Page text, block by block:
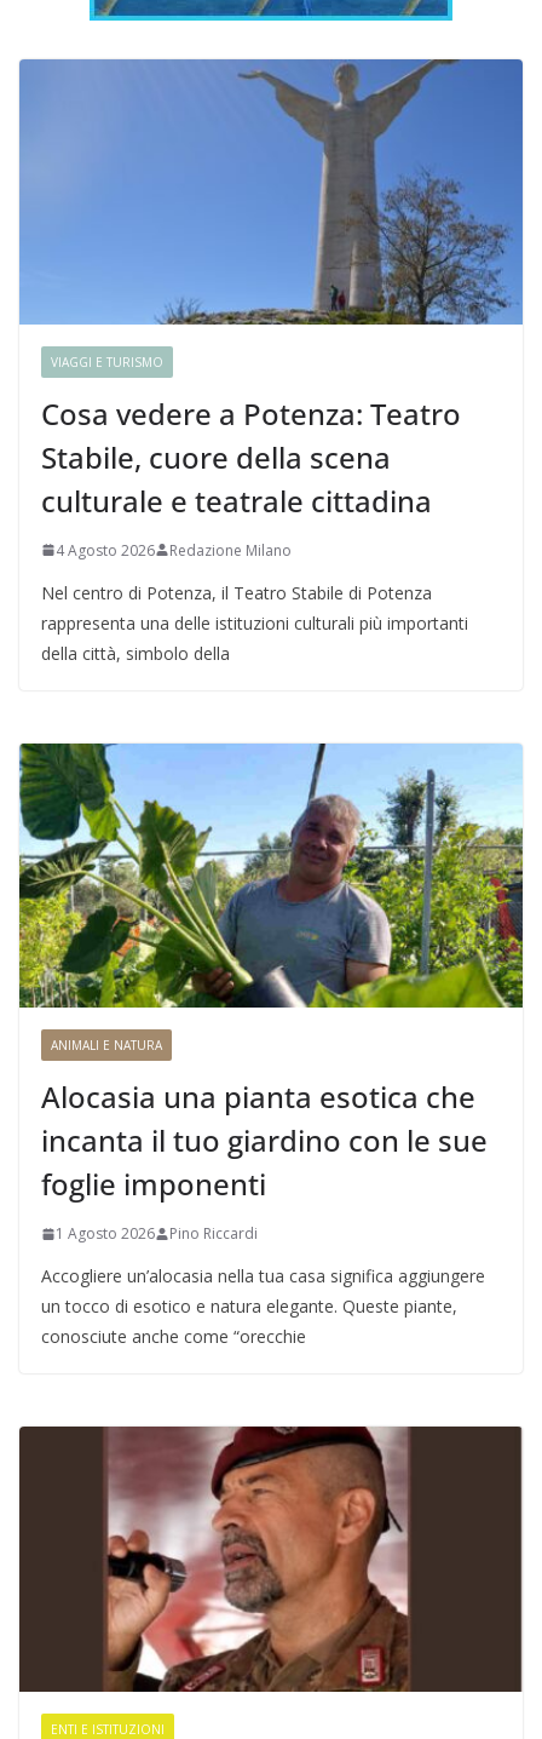
VIAGGI E TURISMO
Cosa vedere a Potenza: Teatro
Stabile, cuore della scena
culturale e teatrale cittadina
4 Agosto 2026 Redazione Milano
Nel centro di Potenza, il Teatro Stabile di Potenza
rappresenta una delle istituzioni culturali più importanti
della città, simbolo della
ANIMALI E NATURA
Alocasia una pianta esotica che
incanta il tuo giardino con le sue
foglie imponenti
1 Agosto 2026 Pino Riccardi
Accogliere un’alocasia nella tua casa significa aggiungere
un tocco di esotico e natura elegante. Queste piante,
conosciute anche come “orecchie
ENTI E ISTITUZIONI